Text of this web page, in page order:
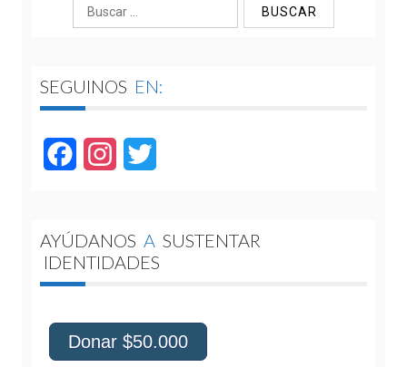
Buscar:
SEGUINOS EN:
FacebookInstagram
AYÚDANOS A SUSTENTAR
IDENTIDADES
Donar $50.000